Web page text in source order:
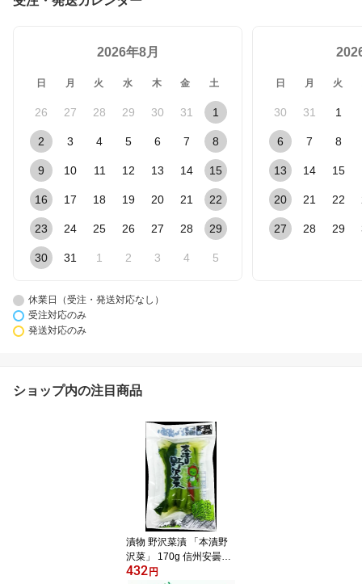
2026年8月
日 月 火 水 木 金 土
26 27 28 29 30 31 1
2 3 4 5 6 7 8
9 10 11 12 13 14 15
16 17 18 19 20 21 22
23 24 25 26 27 28 29
30 31 1 2 3 4 5
日 月 火
30 31 1
6 7 8
13 14 15
20 21 22
27 28 29
休業日（受注・発送対応なし）
受注対応のみ
発送対応のみ
ショップ内の注目商品
漬物 野沢菜漬 「本漬野
沢菜」 170g 信州安曇野
おうちごはん ご飯のお供
432円